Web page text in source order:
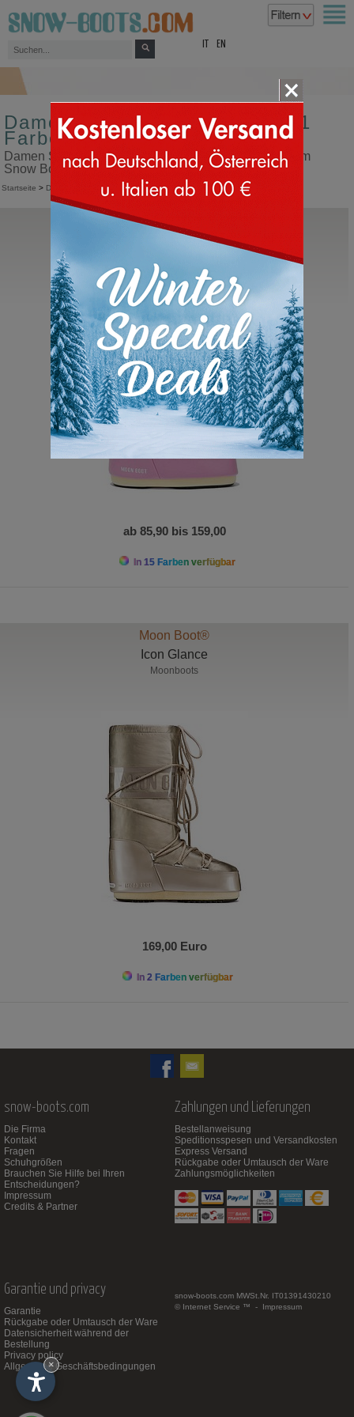
EN
Damen Schneestiefel Größe 41
Farbe rosa
Damen Schneestiefel Größe 41 Farbe rosa in unserem
Snow Boots Online Shop kaufen
Startseite > Damen Schneestiefel
Moon Boot®
Icon Nylon Boot
ab 85,90 bis 159,00
In 15 Farben verfügbar
Moon Boot®
Icon Glance
Moonboots
169,00 Euro
In 2 Farben verfügbar
snow-boots.com
Die Firma
Kontakt
Fragen
Schuhgrößen
Brauchen Sie Hilfe bei Ihren
Entscheidungen?
Impressum
Credits & Partner
Zahlungen und Lieferungen
Bestellanweisung
Speditionsspesen und Versandkosten
Express Versand
Rückgabe oder Umtausch der Ware
Zahlungsmöglichkeiten
Garantie und privacy
Garantie
Rückgabe oder Umtausch der Ware
Datensicherheit während der
Bestellung
Privacy policy
Allgemeine Geschäftsbedingungen
snow-boots.com MWSt.Nr. IT01391430210
© Internet Service ™ - Impressum
×